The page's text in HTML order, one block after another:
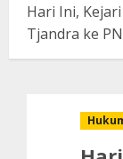
Hari Ini,
Tjandra ke